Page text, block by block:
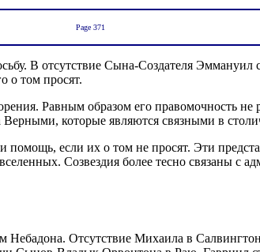
Page 371
В отсутствие Сына-Создателя
о том просят.
Равным образом его правомочность
которые являются связными в
если их о том не просят. Эти
Созвездия более тесно связаны с
Отсутствие Михаила в